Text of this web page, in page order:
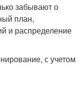
забывают о
план,
и распределение
с учетом